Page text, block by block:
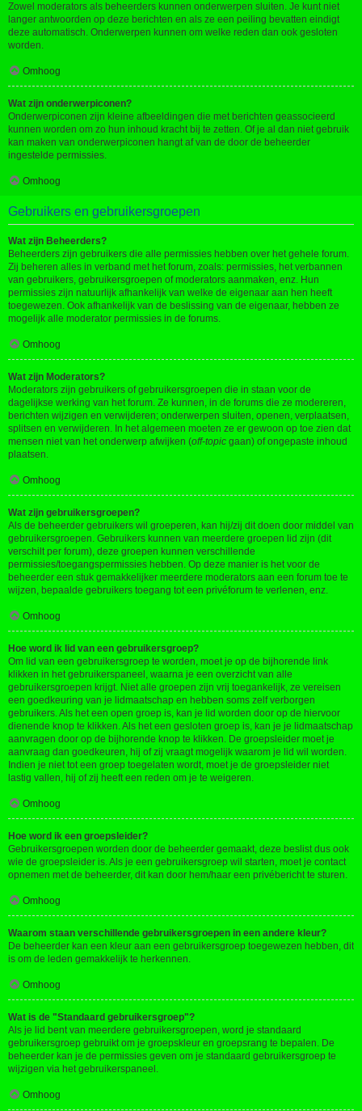
Zowel moderators als beheerders kunnen onderwerpen sluiten. Je kunt niet
langer antwoorden op deze berichten en als ze een peiling bevatten eindigt
deze automatisch. Onderwerpen kunnen om welke reden dan ook gesloten
worden.
Omhoog
Wat zijn onderwerpiconen?
Onderwerpiconen zijn kleine afbeeldingen die met berichten geassocieerd
kunnen worden om zo hun inhoud kracht bij te zetten. Of je al dan niet gebruik
kan maken van onderwerpiconen hangt af van de door de beheerder
ingestelde permissies.
Omhoog
Gebruikers en gebruikersgroepen
Wat zijn Beheerders?
Beheerders zijn gebruikers die alle permissies hebben over het gehele forum.
Zij beheren alles in verband met het forum, zoals: permissies, het verbannen
van gebruikers, gebruikersgroepen of moderators aanmaken, enz. Hun
permissies zijn natuurlijk afhankelijk van welke de eigenaar aan hen heeft
toegewezen. Ook afhankelijk van de beslissing van de eigenaar, hebben ze
mogelijk alle moderator permissies in de forums.
Omhoog
Wat zijn Moderators?
Moderators zijn gebruikers of gebruikersgroepen die in staan voor de
dagelijkse werking van het forum. Ze kunnen, in de forums die ze modereren,
berichten wijzigen en verwijderen; onderwerpen sluiten, openen, verplaatsen,
splitsen en verwijderen. In het algemeen moeten ze er gewoon op toe zien dat
mensen niet van het onderwerp afwijken (off-topic gaan) of ongepaste inhoud
plaatsen.
Omhoog
Wat zijn gebruikersgroepen?
Als de beheerder gebruikers wil groeperen, kan hij/zij dit doen door middel van
gebruikersgroepen. Gebruikers kunnen van meerdere groepen lid zijn (dit
verschilt per forum), deze groepen kunnen verschillende
permissies/toegangspermissies hebben. Op deze manier is het voor de
beheerder een stuk gemakkelijker meerdere moderators aan een forum toe te
wijzen, bepaalde gebruikers toegang tot een privéforum te verlenen, enz.
Omhoog
Hoe word ik lid van een gebruikersgroep?
Om lid van een gebruikersgroep te worden, moet je op de bijhorende link
klikken in het gebruikerspaneel, waarna je een overzicht van alle
gebruikersgroepen krijgt. Niet alle groepen zijn vrij toegankelijk, ze vereisen
een goedkeuring van je lidmaatschap en hebben soms zelf verborgen
gebruikers. Als het een open groep is, kan je lid worden door op de hiervoor
dienende knop te klikken. Als het een gesloten groep is, kan je je lidmaatschap
aanvragen door op de bijhorende knop te klikken. De groepsleider moet je
aanvraag dan goedkeuren, hij of zij vraagt mogelijk waarom je lid wil worden.
Indien je niet tot een groep toegelaten wordt, moet je de groepsleider niet
lastig vallen, hij of zij heeft een reden om je te weigeren.
Omhoog
Hoe word ik een groepsleider?
Gebruikersgroepen worden door de beheerder gemaakt, deze beslist dus ook
wie de groepsleider is. Als je een gebruikersgroep wil starten, moet je contact
opnemen met de beheerder, dit kan door hem/haar een privébericht te sturen.
Omhoog
Waarom staan verschillende gebruikersgroepen in een andere kleur?
De beheerder kan een kleur aan een gebruikersgroep toegewezen hebben, dit
is om de leden gemakkelijk te herkennen.
Omhoog
Wat is de "Standaard gebruikersgroep"?
Als je lid bent van meerdere gebruikersgroepen, word je standaard
gebruikersgroep gebruikt om je groepskleur en groepsrang te bepalen. De
beheerder kan je de permissies geven om je standaard gebruikersgroep te
wijzigen via het gebruikerspaneel.
Omhoog